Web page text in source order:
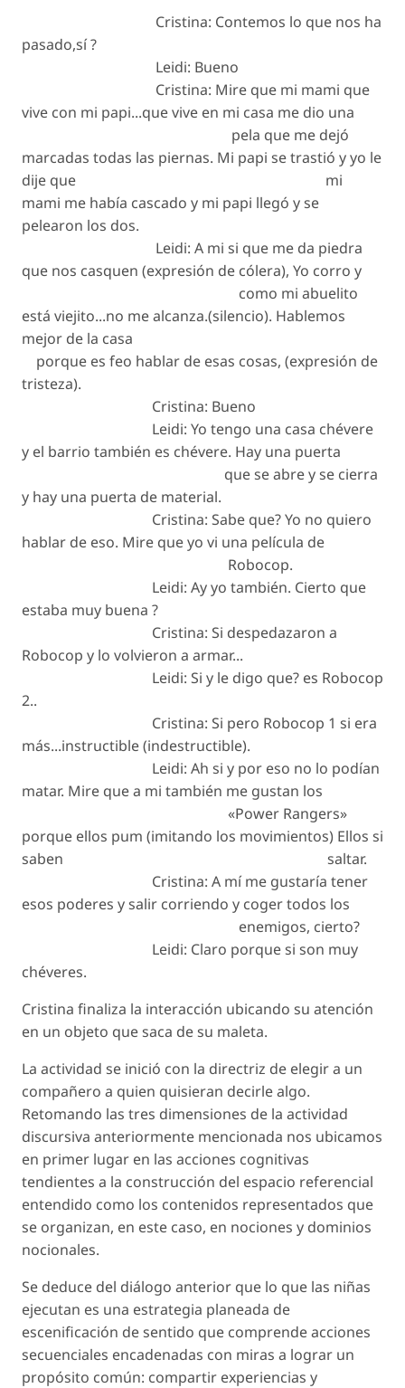
Cristina: Contemos lo que nos ha
pasado,sí ?
Leidi: Bueno
Cristina: Mire que mi mami que
vive con mi papi...que vive en mi casa me dio una
pela que me dejó
marcadas todas las piernas. Mi papi se trastió y yo le
dije que mi
mami me había cascado y mi papi llegó y se
pelearon los dos.
Leidi: A mi si que me da piedra
que nos casquen (expresión de cólera), Yo corro y
como mi abuelito
está viejito...no me alcanza.(silencio). Hablemos
mejor de la casa
porque es feo hablar de esas cosas, (expresión de
tristeza).
Cristina: Bueno
Leidi: Yo tengo una casa chévere
y el barrio también es chévere. Hay una puerta
que se abre y se cierra
y hay una puerta de material.
Cristina: Sabe que? Yo no quiero
hablar de eso. Mire que yo vi una película de
Robocop.
Leidi: Ay yo también. Cierto que
estaba muy buena ?
Cristina: Si despedazaron a
Robocop y lo volvieron a armar...
Leidi: Si y le digo que? es Robocop
2..
Cristina: Si pero Robocop 1 si era
más...instructible (indestructible).
Leidi: Ah si y por eso no lo podían
matar. Mire que a mi también me gustan los
«Power Rangers»
porque ellos pum (imitando los movimientos) Ellos si
saben saltar.
Cristina: A mí me gustaría tener
esos poderes y salir corriendo y coger todos los
enemigos, cierto?
Leidi: Claro porque si son muy
chéveres.
Cristina finaliza la interacción ubicando su atención
en un objeto que saca de su maleta.
La actividad se inició con la directriz de elegir a un
compañero a quien quisieran decirle algo.
Retomando las tres dimensiones de la actividad
discursiva anteriormente mencionada nos ubicamos
en primer lugar en las acciones cognitivas
tendientes a la construcción del espacio referencial
entendido como los contenidos representados que
se organizan, en este caso, en nociones y dominios
nocionales.
Se deduce del diálogo anterior que lo que las niñas
ejecutan es una estrategia planeada de
escenificación de sentido que comprende acciones
secuenciales encadenadas con miras a lograr un
propósito común: compartir experiencias y